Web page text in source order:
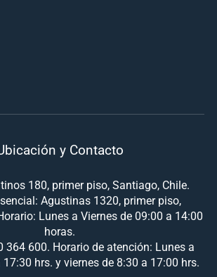
y Contacto
180, primer piso, Santiago, Chile.
Agustinas 1320, primer piso,
Lunes a Viernes de 09:00 a 14:00
horas.
364 600. Horario de atención: Lunes a
hrs. y viernes de 8:30 a 17:00 hrs.